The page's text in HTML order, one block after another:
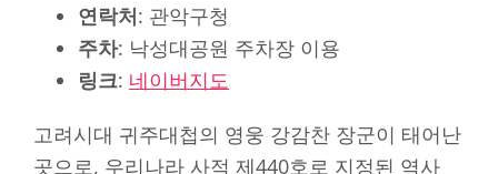
연락처: 관악구청
주차: 낙성대공원 주차장 이용
링크: 네이버지도
고려시대 귀주대첩의 영웅 강감찬 장군이 태어난
곳으로, 우리나라 사적 제440호로 지정된 역사